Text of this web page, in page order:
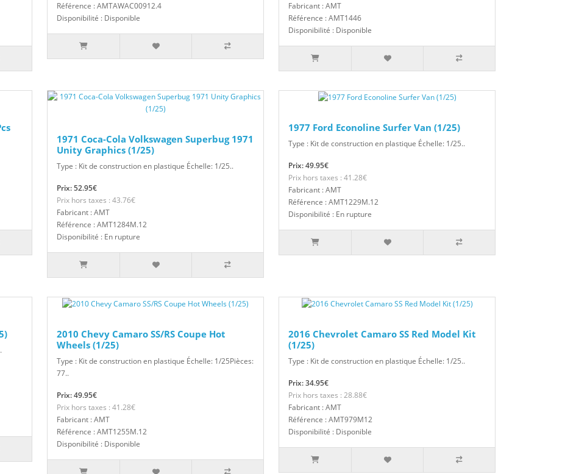
Référence : AMTAWAC00912.4
Disponibilité : Disponible
Fabricant : AMT
Référence : AMT1446
Disponibilité : Disponible
1971 Coca-Cola Volkswagen Superbug 1971
Unity Graphics (1/25)
Type : Kit de construction en plastique Échelle: 1/25..
Prix: 52.95€
Prix hors taxes : 43.76€
Fabricant : AMT
Référence : AMT1284M.12
Disponibilité : En rupture
1977 Ford Econoline Surfer Van (1/25)
Type : Kit de construction en plastique Échelle: 1/25..
Prix: 49.95€
Prix hors taxes : 41.28€
Fabricant : AMT
Référence : AMT1229M.12
Disponibilité : En rupture
2010 Chevy Camaro SS/RS Coupe Hot
Wheels (1/25)
Type : Kit de construction en plastique Échelle: 1/25Pièces:
77..
Prix: 49.95€
Prix hors taxes : 41.28€
Fabricant : AMT
Référence : AMT1255M.12
Disponibilité : Disponible
2016 Chevrolet Camaro SS Red Model Kit
(1/25)
Type : Kit de construction en plastique Échelle: 1/25..
Prix: 34.95€
Prix hors taxes : 28.88€
Fabricant : AMT
Référence : AMT979M12
Disponibilité : Disponible